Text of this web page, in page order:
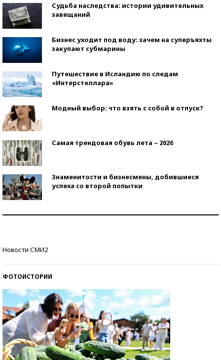
Судьба наследства: истории удивительных
завещаний
Бизнес уходит под воду: зачем на суперъяхты
закупают субмарины
Путешествие в Исландию по следам
«Интерстеллара»
Модный выбор: что взять с собой в отпуск?
Самая трендовая обувь лета – 2026
Знаменитости и бизнесмены, добившиеся
успеха со второй попытки
Новости СМИ2
ФОТОИСТОРИИ